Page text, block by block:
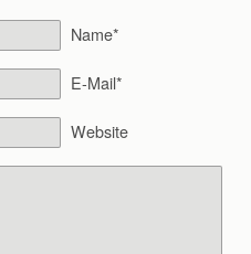
Name*
E-Mail*
Website